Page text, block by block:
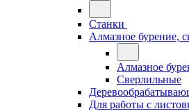
Станки
Алмазное бурение,
Алмазное
Сверлильные
Для работы с